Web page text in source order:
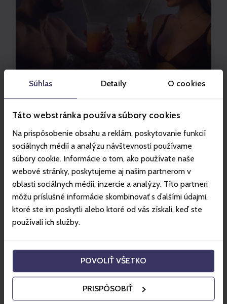
Súhlas Detaily O cookies
Táto webstránka používa súbory cookies
Na prispôsobenie obsahu a reklám, poskytovanie funkcií
sociálnych médií a analýzu návštevnosti používame
súbory cookie. Informácie o tom, ako používate naše
webové stránky, poskytujeme aj našim partnerom v
oblasti sociálnych médií, inzercie a analýzy. Títo partneri
môžu príslušné informácie skombinovať s ďalšími údajmi,
ktoré ste im poskytli alebo ktoré od vás získali, keď ste
používali ich služby.
POVOLIŤ VŠETKO
PRISPÔSOBIŤ
Esti kikapcsolódás a termálfürdőben
Élvezze a tökéletes pihenést a szaxofon
ritmusára Liptó Termál Szívében!
Ajánlat megtekintése